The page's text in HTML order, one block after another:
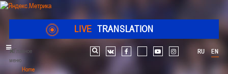
LIVE TRANSLATION
Главное
меню
Home
RU EN
Search vk facebook youtube instagram